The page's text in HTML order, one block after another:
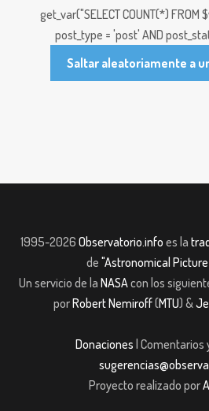
get_var("SELECT COUNT(*)
post_type = 'post' AND
Saltar aleatoriamente a
1995-2026 Observatorio.info es la
de "Astronomical
Un servicio de la NASAcon los
porRobert Nemiroff(MTU) &
Donaciones |
Proyecto realizado por